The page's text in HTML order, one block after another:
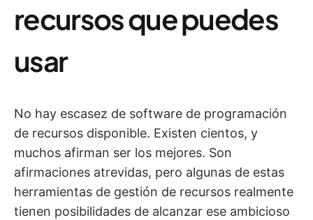
recursos que puedes
usar
No hay escasez de software de programación
de recursos disponible. Existen cientos, y
muchos afirman ser los mejores. Son
afirmaciones atrevidas, pero algunas de estas
herramientas de gestión de recursos realmente
tienen posibilidades de alcanzar ese ambicioso